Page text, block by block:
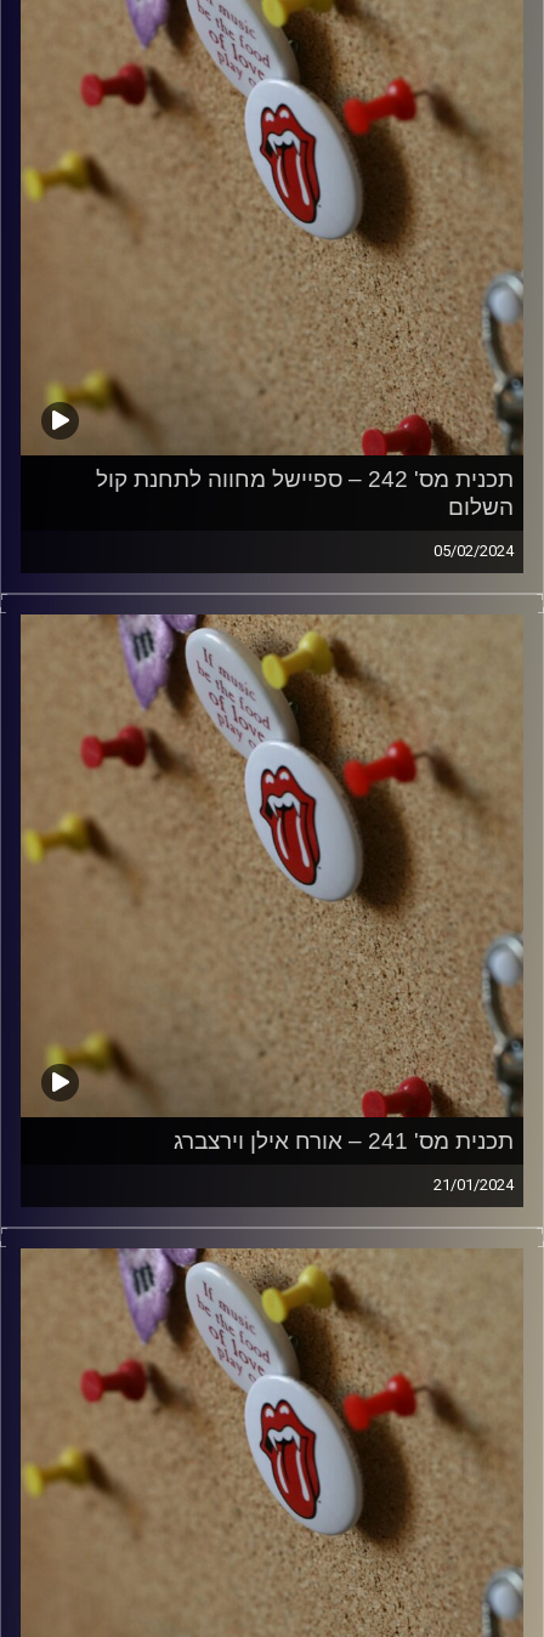
קרדיט תמונות: włodi
תכנית מס' 242 – ספיישל מחווה לתחנת קול
השלום
05/02/2024
קלאסיקות רוק עם אורן הוף
קרדיט תמונות: włodi
תכנית מס' 241 – אורח אילן וירצברג
21/01/2024
קלאסיקות רוק עם אורן הוף – אורח אילן וירצברג
קרדיט תמונות: włodi